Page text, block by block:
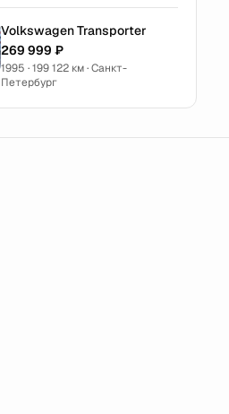
Volkswagen Transporter
269 999 ₽
1995 · 199 122 км · Санкт-
Петербург